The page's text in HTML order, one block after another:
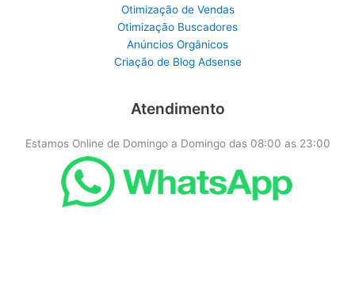
Otimização de Vendas
Otimização Buscadores
Anúncios Orgânicos
Criação de Blog Adsense
Atendimento
Estamos Online de Domingo a Domingo das 08:00 as 23:00